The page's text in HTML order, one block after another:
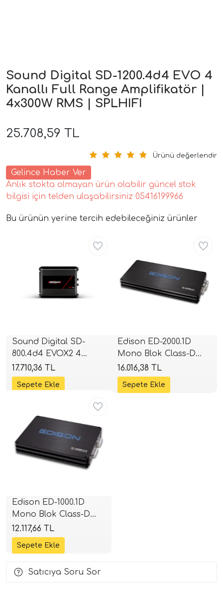
Arac Baslari)
Sound Digital SD-1200.4d4 EVO 4
Kanallı Full Range Amplifikatör |
4x300W RMS | SPLHIFI
25.708,59 TL
Ürünü değerlendir
Gelince Haber Ver
Anlık stokta olmayan ürün olabilir güncel stok
bilgisi için telden ulaşabilirsiniz 05416199966
Bu ürünün yerine tercih edebileceğiniz ürünler
Sound Digital SD-
800.4d4 EVOX2 4
Kanallı Full Range
Amplifikatör | 2 Ohm
4x200W RMS | 4 Ohm
4x132W RMS | SPLHIFI
17.710,36 TL
Edison ED-2000.1D
Mono Blok Class-D
Amplifikatör | 2000W
RMS | SPLHIFI
16.016,38 TL
Edison ED-1000.1D
Mono Blok Class-D
Amplifikatör | 1000W
RMS | SPLHIFI
12.117,66 TL
Satıcıya Soru Sor